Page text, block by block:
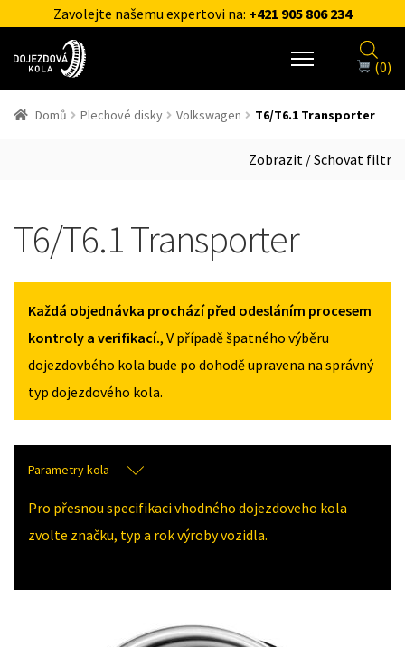
Zavolejte našemu expertovi na: +421 905 806 234
(0)
Domů Plechové disky Volkswagen T6/T6.1 Transporter
Zobrazit / Schovat filtr
T6/T6.1 Transporter
Každá objednávka prochází před odesláním procesem
kontroly a verifikací., V případě špatného výběru
dojezdovbého kola bude po dohodě upravena na správný
typ dojezdového kola.
Parametry kola
Pro přesnou specifikaci vhodného dojezdoveho kola
zvolte značku, typ a rok výroby vozidla.